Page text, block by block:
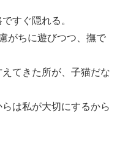
すぐ隠れる。
がちに遊びつつ、撫で
てきた所が、子猫だな
は私が大切にするから